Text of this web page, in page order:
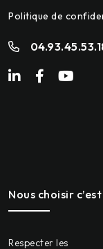
Politique de
Nous choisir c’est
Respecter les